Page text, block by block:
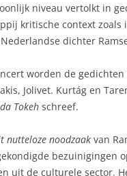
niveau vertolkt in
kritische context
dichter
worden de
Jolivet. Kurtág en
Tokeh schreef.
nutteloze noodzaak van
bezuinigingen
uit de culturele sector.